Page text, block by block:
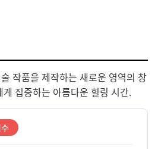
작품을 제작하는 새로운 영역의 창
집중하는 아름다운 힐링 시간.